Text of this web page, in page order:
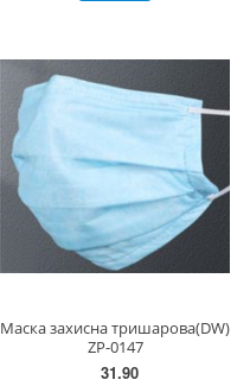
Маска захисна тришарова(DW)
ZP-0147
31.90